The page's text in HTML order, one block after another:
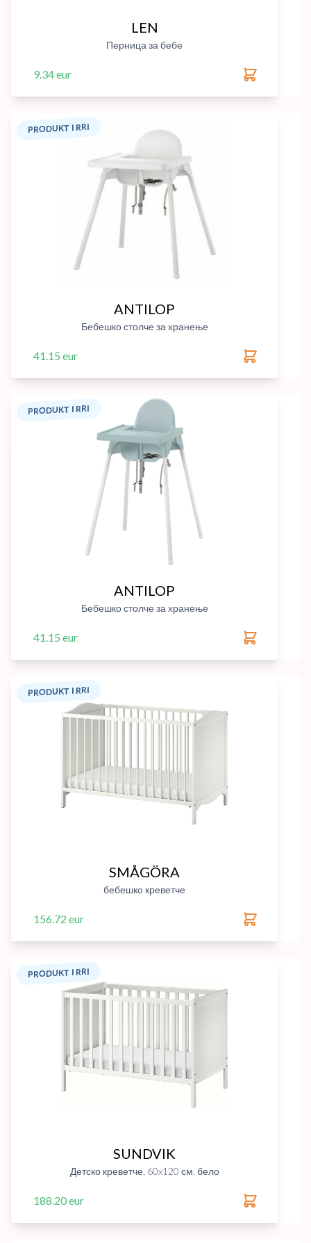
LEN
Перница за бебе
9.34 eur
PRODUKT I RRI
ANTILOP
Бебешко столче за хранење
41.15 eur
PRODUKT I RRI
ANTILOP
Бебешко столче за хранење
41.15 eur
PRODUKT I RRI
SMÅGÖRA
бебешко креветче
156.72 eur
PRODUKT I RRI
SUNDVIK
Детско креветче, 60x120 см, бело
188.20 eur